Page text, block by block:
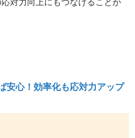
安心！効率化も応対力アップ